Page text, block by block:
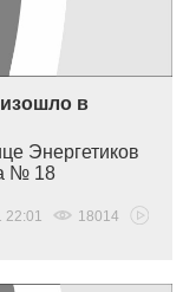
в
Энергетиков
№ 18
22:01 18014